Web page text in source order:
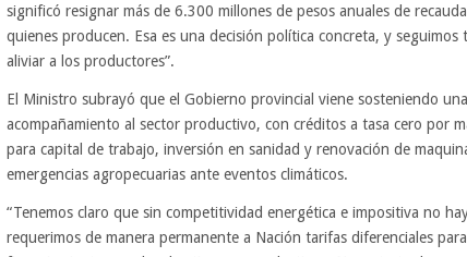
significó resignar más de 6.300 millones de pesos anuales de
quienes producen. Esa es una decisión política concreta, y seguimos
aliviar a los productores”.
El Ministro subrayó que el Gobierno provincial viene sosteniendo
acompañamiento al sector productivo, con créditos a tasa cero por
para capital de trabajo, inversión en sanidad y renovación de
emergencias agropecuarias ante eventos climáticos.
“Tenemos claro que sin competitividad energética e impositiva no
requerimos de manera permanente a Nación tarifas diferenciales